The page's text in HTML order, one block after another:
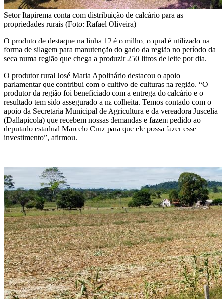
Setor Itapirema conta com distribuição de calcário para as
propriedades rurais (Foto: Rafael Oliveira)
O produto de destaque na linha 12 é o milho, o qual é utilizado na
forma de silagem para manutenção do gado da região no período da
seca numa região que chega a produzir 250 litros de leite por dia.
O produtor rural José Maria Apolinário destacou o apoio
parlamentar que contribui com o cultivo de culturas na região. “O
produtor da região foi beneficiado com a entrega do calcário e o
resultado tem sido assegurado a na colheita. Temos contado com o
apoio da Secretaria Municipal de Agricultura e da vereadora Juscelia
(Dallapicola) que recebem nossas demandas e fazem pedido ao
deputado estadual Marcelo Cruz para que ele possa fazer esse
investimento”, afirmou.